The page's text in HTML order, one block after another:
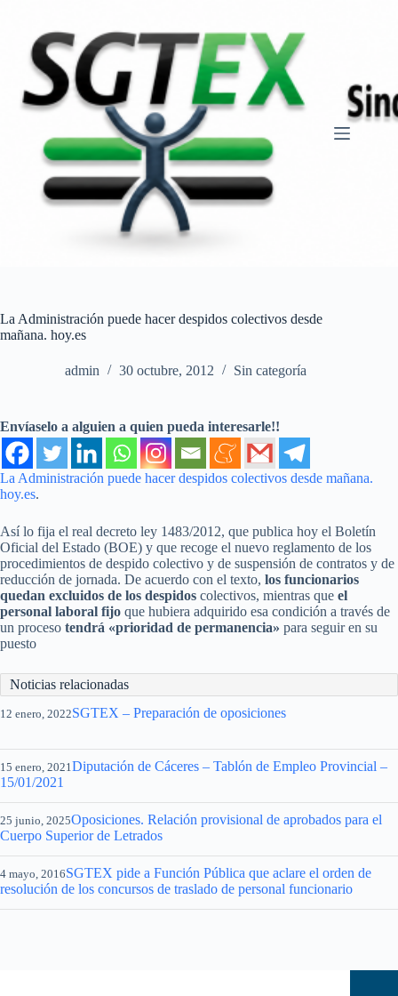
contenido
La Administración puede hacer despidos colectivos desde
mañana. hoy.es
admin 30 octubre, 2012 Sin categoría
Envíaselo a alguien a quien pueda interesarle!!
La Administración puede hacer despidos colectivos desde mañana.
hoy.es.
Así lo fija el real decreto ley 1483/2012, que publica hoy el Boletín
Oficial del Estado (BOE) y que recoge el nuevo reglamento de los
procedimientos de despido colectivo y de suspensión de contratos y de
reducción de jornada. De acuerdo con el texto, los funcionarios
quedan excluidos de los despidos colectivos, mientras que el
personal laboral fijo que hubiera adquirido esa condición a través de
un proceso tendrá «prioridad de permanencia» para seguir en su
puesto
Noticias relacionadas
12 enero, 2022SGTEX – Preparación de oposiciones
15 enero, 2021Diputación de Cáceres – Tablón de Empleo Provincial –
15/01/2021
25 junio, 2025Oposiciones. Relación provisional de aprobados para el
Cuerpo Superior de Letrados
4 mayo, 2016SGTEX pide a Función Pública que aclare el orden de
resolución de los concursos de traslado de personal funcionario